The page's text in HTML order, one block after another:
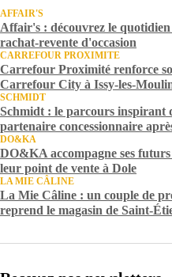
AFFAIR'S
Affair's : découvrez le
rachat-revente d'occasion
CARREFOUR PROXIMITE
Carrefour Proximité renforce
Carrefour City à Issy-les-
SCHMIDT
Schmidt : le parcours inspirant
partenaire concessionnaire
DO&KA
DO&KA accompagne ses
leur point de vente à Dole
LA MIE CÂLINE
La Mie Câline : un couple de
reprend le magasin de Saint-